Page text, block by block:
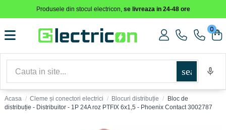
Produsele din stocul electricon, se livreaza in 24-48 ore
0
search
Acasa Cleme și conectori electrici Blocuri distribuție
Bloc de
distribuție - Distribuitor - 1P 24A roz PTFIX 6x1,5 - Phoenix Contact 3002787